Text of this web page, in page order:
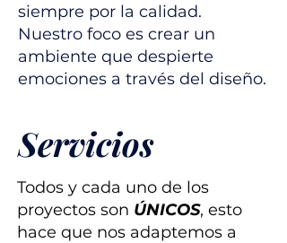
siempre por la calidad.
Nuestro foco es crear un
ambiente que despierte
emociones a través del diseño.
Servicios
Todos y cada uno de los
proyectos son ÚNICOS, esto
hace que nos adaptemos a